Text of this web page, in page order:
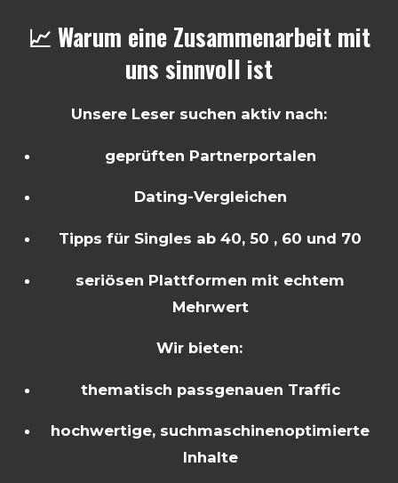
📈 Warum eine Zusammenarbeit mit
uns sinnvoll ist
Unsere Leser suchen aktiv nach:
geprüften Partnerportalen
Dating-Vergleichen
Tipps für Singles ab 40, 50 , 60 und 70
seriösen Plattformen mit echtem
Mehrwert
Wir bieten:
thematisch passgenauen Traffic
hochwertige, suchmaschinenoptimierte
Inhalte